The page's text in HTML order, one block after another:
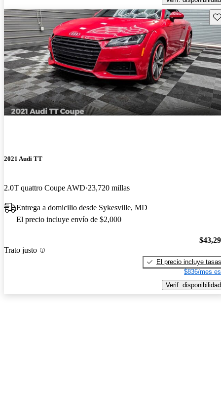
2021 Audi TT
2.0T quattro Coupe AWD 23,720 millas
Entrega a domicilio desde Sykesville, MD
El precio incluye envío de $2,000
Trato justo
El precio incluye tasas
$836/mes
Verif. disponibilidad